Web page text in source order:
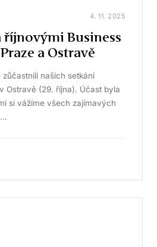
4. 11. 2025
říjnovými Business
a Ostravě
zůčastnili našich setkání
Ostravě (29. října). Účast byla
si vážíme všech zajímavých